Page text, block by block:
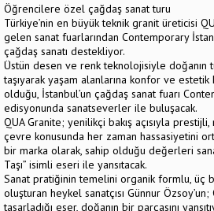
Öğrencilere özel çağdaş sanat turu
Türkiye’nin en büyük teknik granit üreticisi
gelen sanat fuarlarından Contemporary
çağdaş sanatı destekliyor.
Üstün desen ve renk teknolojisiyle doğanın
taşıyarak yaşam alanlarına konfor ve
olduğu, İstanbul’un çağdaş sanat fuarı
edisyonunda sanatseverler ile buluşacak.
QUA Granite; yenilikçi bakış açısıyla
çevre konusunda her zaman hassasiyetini
bir marka olarak, sahip olduğu değerleri
Taşı” isimli eseri ile yansıtacak.
Sanat pratiğinin temelini organik formlu, üç
oluşturan heykel sanatçısı Günnur
tasarladığı eser, doğanın bir parçasını